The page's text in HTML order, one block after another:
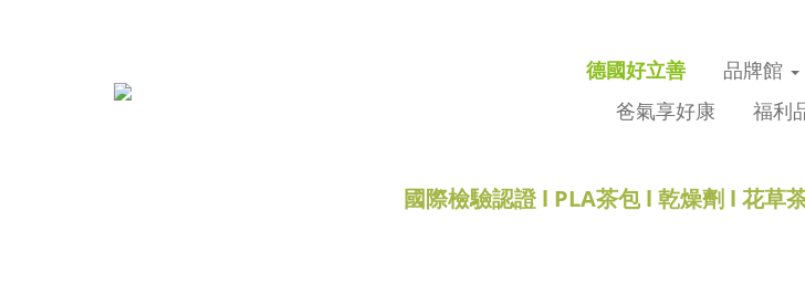
德國好立善 品牌館
爸氣享好康
福利
國際檢驗認證 l PLA茶包 l 乾燥劑 l 花草